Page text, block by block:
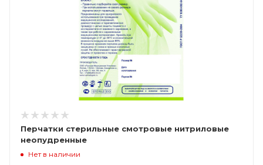
Перчатки стерильные смотровые нитриловые
неопудренные
Нет в наличии